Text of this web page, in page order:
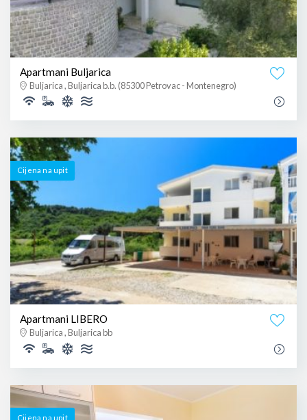
Apartmani Buljarica
Buljarica , Buljarica b.b. (85300 Petrovac - Montenegro)
Cijena na upit
Apartmani LIBERO
Buljarica , Buljarica bb
Cijena na upit